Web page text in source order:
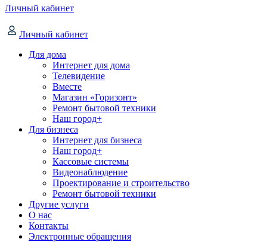
Личный кабинет
Личный кабинет
Для дома
Интернет для дома
Телевидение
Вместе
Магазин «Горизонт»
Ремонт бытовой техники
Наш город+
Для бизнеса
Интернет для бизнеса
Наш город+
Кассовые системы
Видеонаблюдение
Проектирование и строительство
Ремонт бытовой техники
Другие услуги
О нас
Контакты
Электронные обращения